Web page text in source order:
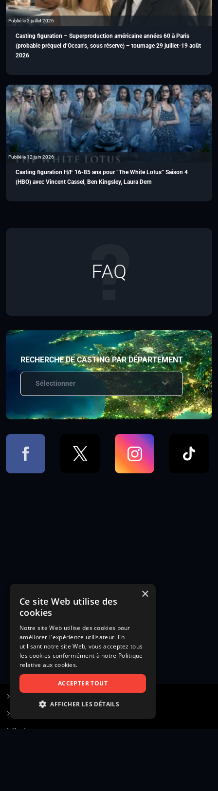
Publié le 3 juillet 2026
Casting figuration – Superproduction américaine années 60 à Paris
(probable préquel d’Ocean’s, sous réserve) – tournage 29 juillet-19 août
2026
Publié le 12 juin 2026
Casting figuration H/F 16-85 ans pour “The White Lotus” Saison 4
(HBO) avec Vincent Cassel, Ben Kingsley, Laura Dern
FAQ
RECHERCHE DE CASTING PAR DÉPARTEMENT
Sélectionner
Poster une annonce
×
Ce site Web utilise des
cookies
Notre site Web utilise des cookies pour
améliorer l'expérience utilisateur. En
utilisant notre site Web, vous acceptez tous
les cookies conformément à notre Politique
relative aux cookies.
ACCEPTER TOUT
AFFICHER LES DÉTAILS